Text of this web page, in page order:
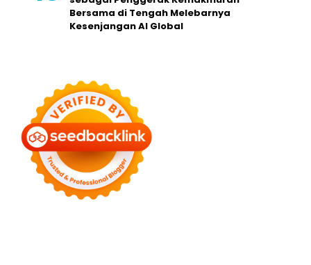
Bersama di Tengah Melebarnya
Kesenjangan AI Global